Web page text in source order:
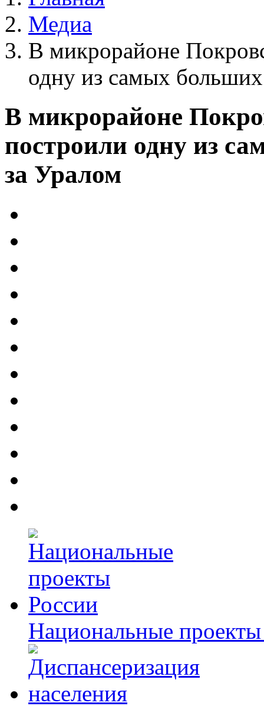
Медиа
В микрорайоне
одну из самых
В микрорайоне
построили одну из
за Уралом
Национальные